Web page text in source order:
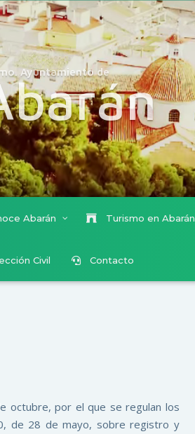
Ayuntamiento de
Abarán Turismo en Abarán
Civil Contacto
octubre, por el que se regulan los
de 28 de mayo, sobre registro y